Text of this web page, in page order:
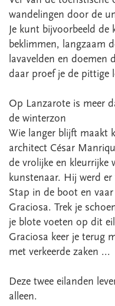
wandelingen door de
Je kunt bijvoorbeeld
beklimmen, langzaam
lavavelden en doemen
daar proef je de pittige
Op Lanzarote is meer
de winterzon
Wie langer blijft maakt
architect César
de vrolijke en kleurrijke
kunstenaar. Hij werd
Stap in de boot en
Graciosa. Trek je
je blote voeten op dit
Graciosa keer je terug
met verkeerde zaken ...
Deze twee eilanden
alleen.